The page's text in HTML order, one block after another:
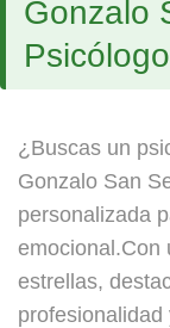
Gonzalo
¿Buscas un
Gonzalo San
personalizada
emocional.Con
estrellas,
profesionalidad